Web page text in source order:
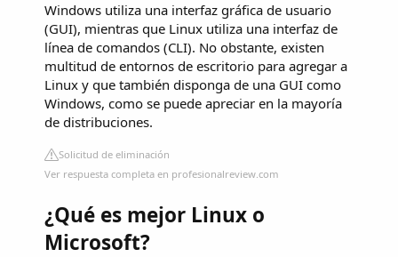
Windows utiliza una interfaz gráfica de usuario
(GUI), mientras que Linux utiliza una interfaz de
línea de comandos (CLI). No obstante, existen
multitud de entornos de escritorio para agregar a
Linux y que también disponga de una GUI como
Windows, como se puede apreciar en la mayoría
de distribuciones.
Solicitud de eliminación
Ver respuesta completa en profesionalreview.com
¿Qué es mejor Linux o
Microsoft?